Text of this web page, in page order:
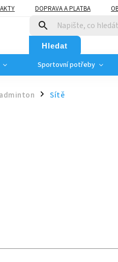
DOPRAVA A PLATBA
Hledat
Sportovní potřeby
/ Sítě